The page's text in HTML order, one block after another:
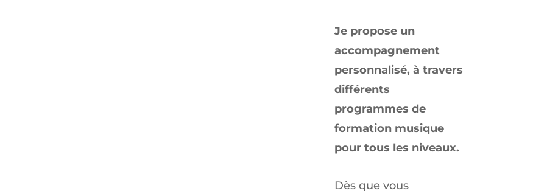
Je propose un
accompagnement
personnalisé, à travers
différents
programmes de
formation musique
pour tous les niveaux.
Dès que vous